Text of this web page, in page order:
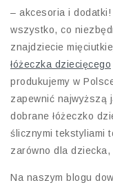
– akcesoria i dodatki!
wszystko, co
znajdziecie mięciutkie
łóżeczka dziecięcego
produkujemy w
zapewnić najwyższą
dobrane łóżeczko
ślicznymi tekstyliami
zarówno dla dziecka,
Na naszym blogu